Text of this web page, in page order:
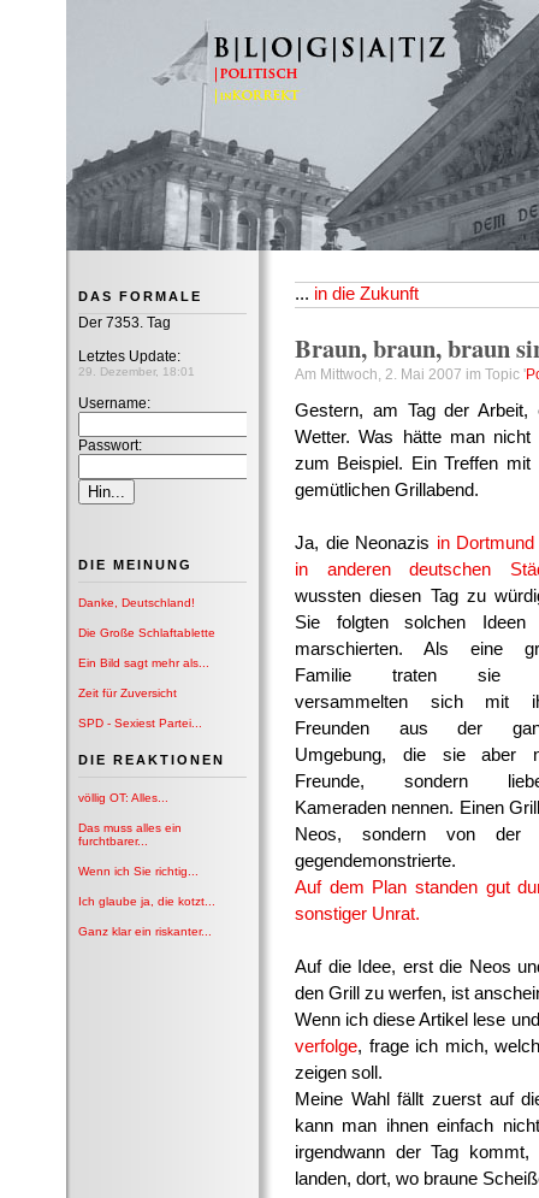
DAS FORMALE
Der 7353. Tag
Letztes Update:
29. Dezember, 18:01
Username:
Passwort:
DIE MEINUNG
Danke, Deutschland!
Die Große Schlaftablette
Ein Bild sagt mehr als...
Zeit für Zuversicht
SPD - Sexiest Partei...
DIE REAKTIONEN
völlig OT: Alles...
Das muss alles ein
furchtbarer...
Wenn ich Sie richtig...
Ich glaube ja, die kotzt...
Ganz klar ein riskanter...
... in die Zukunft
Braun, braun, braun
Am Mittwoch, 2. Mai 2007 im Topic '
Gestern, am Tag der Arbeit,
Wetter. Was hätte man nicht
zum Beispiel. Ein Treffen mit
gemütlichen Grillabend.
Ja, die Neonazis in
in anderen deutschen
wussten diesen Tag zu
Sie folgten solchen Ideen
marschierten. Als eine
Familie traten sie
versammelten sich mit
Freunden aus der
Umgebung, die sie aber
Freunde, sondern
Kameraden nennen. Einen
Neos, sondern von der
gegendemonstrierte.
Auf dem Plan standen gut
sonstiger Unrat.
Auf die Idee, erst die Neos
den Grill zu werfen, ist
Wenn ich diese Artikel lese
verfolge, frage ich mich,
zeigen soll.
Meine Wahl fällt zuerst auf
kann man ihnen einfach
irgendwann der Tag
landen, dort, wo braune